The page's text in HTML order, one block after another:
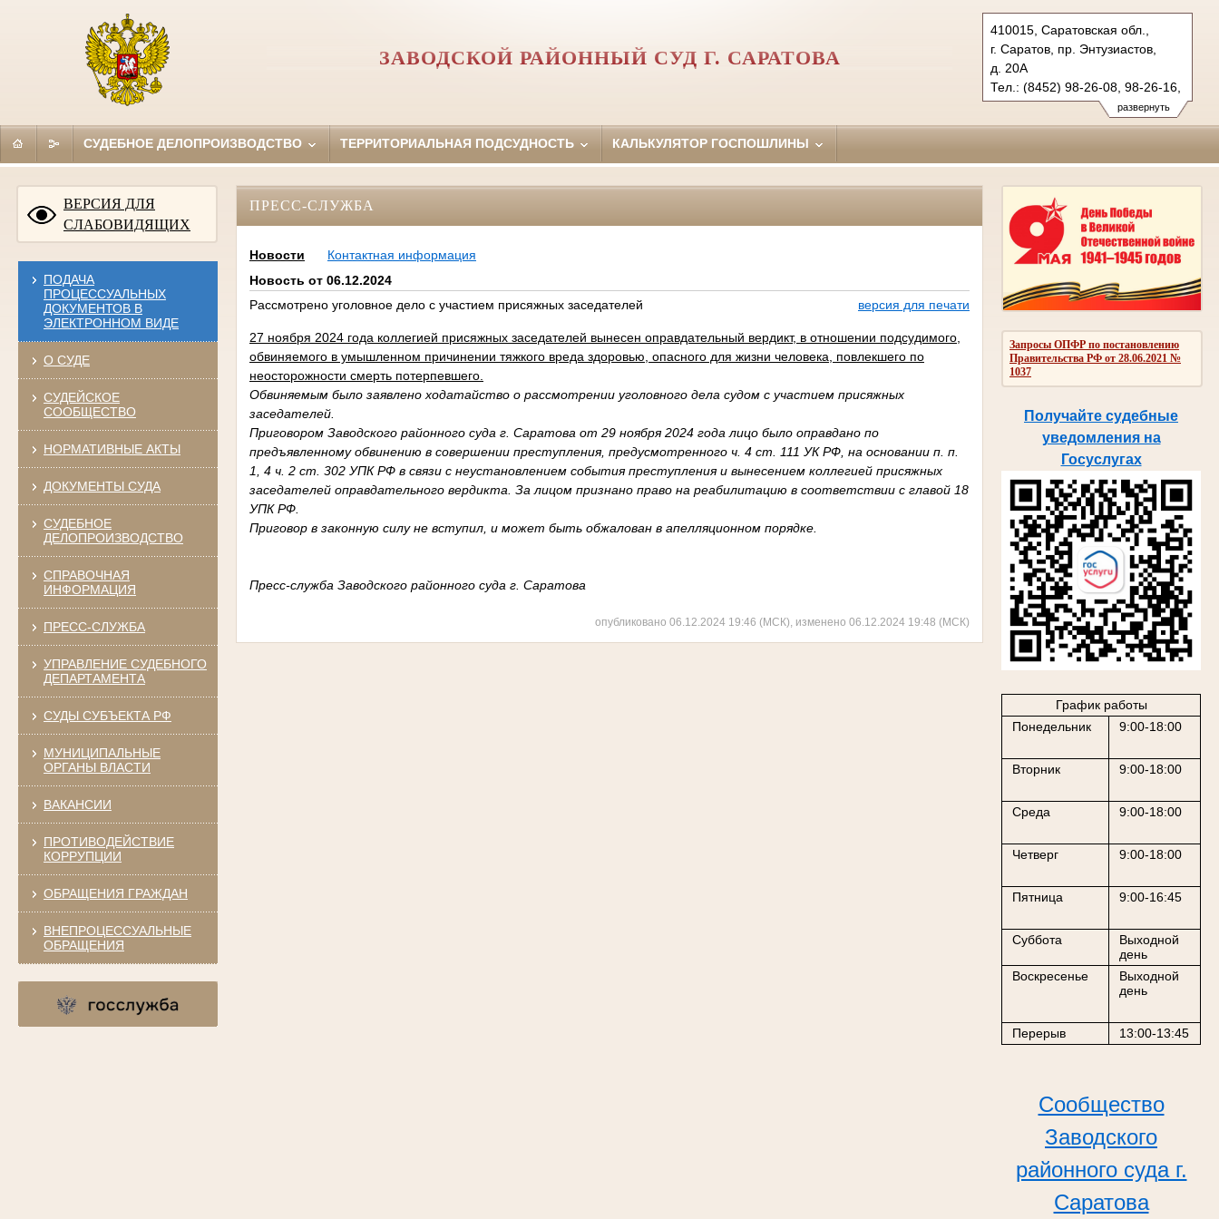
развернуть
410015, Саратовская обл.,
г. Саратов, пр. Энтузиастов,
д. 20А
Тел.: (8452) 98-26-08, 98-26-16,
98-26-13 (ф.)
zavodskoi.sar@sudrf.ru
ЗАВОДСКОЙ РАЙОННЫЙ СУД Г. САРАТОВА
СУДЕБНОЕ ДЕЛОПРОИЗВОДСТВО ТЕРРИТОРИАЛЬНАЯ ПОДСУДНОСТЬ КАЛЬКУЛЯТОР ГОСПОШЛИНЫ
ВЕРСИЯ ДЛЯ
СЛАБОВИДЯЩИХ
ПОДАЧА
ПРОЦЕССУАЛЬНЫХ
ДОКУМЕНТОВ В
ЭЛЕКТРОННОМ ВИДЕ
О СУДЕ
СУДЕЙСКОЕ
СООБЩЕСТВО
НОРМАТИВНЫЕ АКТЫ
ДОКУМЕНТЫ СУДА
СУДЕБНОЕ
ДЕЛОПРОИЗВОДСТВО
СПРАВОЧНАЯ
ИНФОРМАЦИЯ
ПРЕСС-СЛУЖБА
УПРАВЛЕНИЕ СУДЕБНОГО
ДЕПАРТАМЕНТА
СУДЫ СУБЪЕКТА РФ
МУНИЦИПАЛЬНЫЕ
ОРГАНЫ ВЛАСТИ
ВАКАНСИИ
ПРОТИВОДЕЙСТВИЕ
КОРРУПЦИИ
ОБРАЩЕНИЯ ГРАЖДАН
ВНЕПРОЦЕССУАЛЬНЫЕ
ОБРАЩЕНИЯ
Запросы ОПФР по постановлению
Правительства РФ от 28.06.2021 №
1037
Получайте судебные
уведомления на
Госуслугах
График работы
Понедельник
9:00-18:00
Вторник 9:00-18:00
Среда 9:00-18:00
Четверг 9:00-18:00
Пятница 9:00-16:45
Суббота
Выходной
день
Воскресенье
Выходной
день
Перерыв 13:00-13:45
Сообщество
Заводского
районного суда г.
Саратова
ПРЕСС-СЛУЖБА
Новости
Контактная информация
Новость от 06.12.2024
Рассмотрено уголовное дело с участием присяжных заседателей
версия для печати
27 ноября 2024 года коллегией присяжных заседателей вынесен оправдательный вердикт, в отношении подсудимого,
обвиняемого в умышленном причинении тяжкого вреда здоровью, опасного для жизни человека, повлекшего по
неосторожности смерть потерпевшего.
Обвиняемым было заявлено ходатайство о рассмотрении уголовного дела судом с участием присяжных
заседателей.
Приговором Заводского районного суда г. Саратова от 29 ноября 2024 года лицо было оправдано по
предъявленному обвинению в совершении преступления, предусмотренного ч. 4 ст. 111 УК РФ, на основании п. п.
1, 4 ч. 2 ст. 302 УПК РФ в связи с неустановлением события преступления и вынесением коллегией присяжных
заседателей оправдательного вердикта. За лицом признано право на реабилитацию в соответствии с главой 18
УПК РФ.
Приговор в законную силу не вступил, и может быть обжалован в апелляционном порядке.
Пресс-служба Заводского районного суда г. Саратова
опубликовано 06.12.2024 19:46 (МСК), изменено 06.12.2024 19:48 (МСК)